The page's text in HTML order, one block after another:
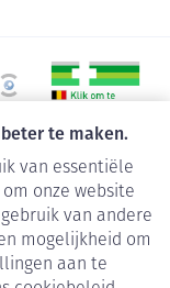
te maken.
van essentiële
onze website
van andere
mogelijkheid om
aan te